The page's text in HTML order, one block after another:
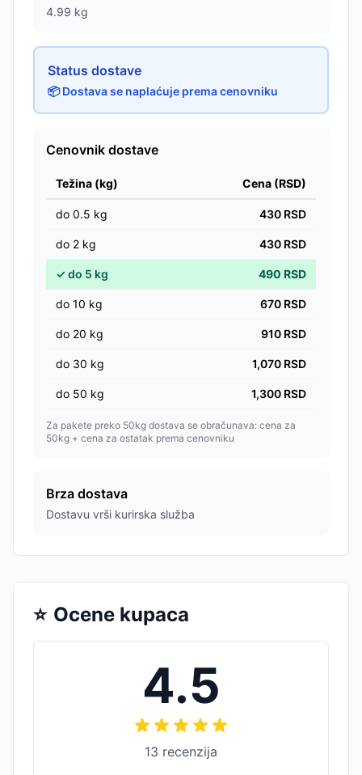
4.99 kg
Status dostave
📦 Dostava se naplaćuje prema cenovniku
Cenovnik dostave
Težina (kg) Cena (RSD)
do 0.5 kg 430 RSD
do 2 kg 430 RSD
✓do 5 kg 490 RSD
do 10 kg 670 RSD
do 20 kg 910 RSD
do 30 kg 1,070 RSD
do 50 kg 1,300 RSD
Za pakete preko 50kg dostava se obračunava: cena za
50kg + cena za ostatak prema cenovniku
Brza dostava
Dostavu vrši kurirska služba
⭐ Ocene kupaca
4.5
13 recenzija